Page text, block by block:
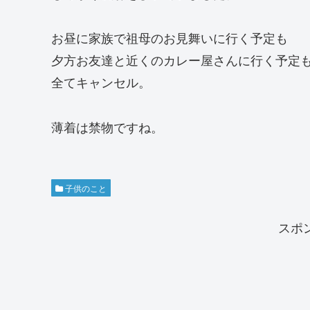
お昼に家族で祖母のお見舞いに行く予定も
夕方お友達と近くのカレー屋さんに行く予定も
全てキャンセル。
薄着は禁物ですね。
子供のこと
スポ